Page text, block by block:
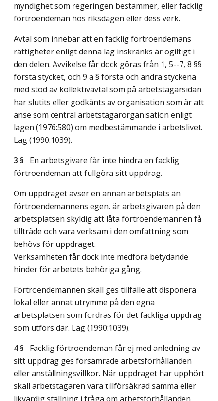
myndighet som regeringen bestämmer, eller facklig
förtroendeman hos riksdagen eller dess verk.
Avtal som innebär att en facklig förtroendemans
rättigheter enligt denna lag inskränks är ogiltigt i
den delen. Avvikelse får dock göras från 1, 5--7, 8 §§
första stycket, och 9 a § första och andra styckena
med stöd av kollektivavtal som på arbetstagarsidan
har slutits eller godkänts av organisation som är att
anse som central arbetstagarorganisation enligt
lagen (1976:580) om medbestämmande i arbetslivet.
Lag (1990:1039).
3 § En arbetsgivare får inte hindra en facklig
förtroendeman att fullgöra sitt uppdrag.
Om uppdraget avser en annan arbetsplats än
förtroendemannens egen, är arbetsgivaren på den
arbetsplatsen skyldig att låta förtroendemannen få
tillträde och vara verksam i den omfattning som
behövs för uppdraget.
Verksamheten får dock inte medföra betydande
hinder för arbetets behöriga gång.
Förtroendemannen skall ges tillfälle att disponera
lokal eller annat utrymme på den egna
arbetsplatsen som fordras för det fackliga uppdrag
som utförs där. Lag (1990:1039).
4 § Facklig förtroendeman får ej med anledning av
sitt uppdrag ges försämrade arbetsförhållanden
eller anställningsvillkor. När uppdraget har upphört
skall arbetstagaren vara tillförsäkrad samma eller
likvärdig ställning i fråga om arbetsförhållanden